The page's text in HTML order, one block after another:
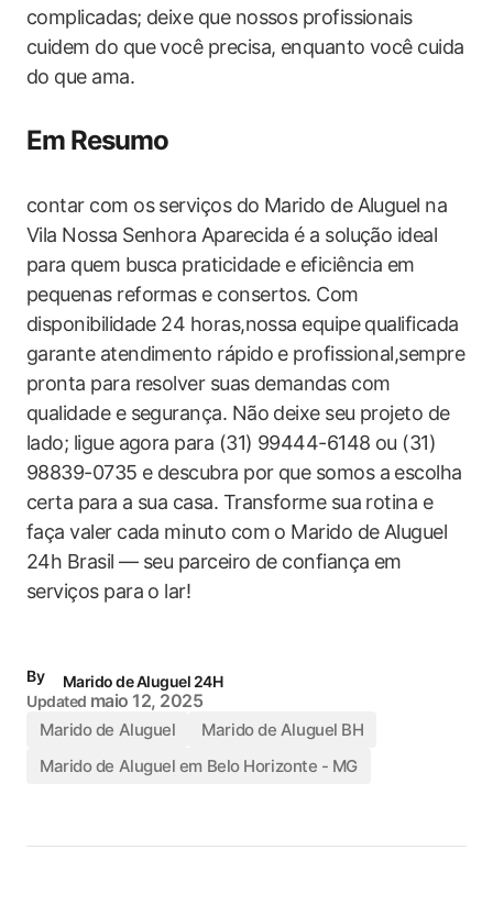
complicadas; deixe que nossos profissionais
cuidem do que você precisa, enquanto você cuida
do que ama.
Em Resumo
contar com os serviços do Marido de Aluguel na
Vila Nossa Senhora Aparecida é a solução ideal
para quem busca praticidade e eficiência em
pequenas reformas e consertos. Com
disponibilidade 24 horas,nossa equipe qualificada
garante atendimento rápido e profissional,sempre
pronta para resolver suas demandas com
qualidade e segurança. Não deixe seu projeto de
lado; ligue agora para (31) 99444-6148 ou (31)
98839-0735 e descubra por que somos a escolha
certa para a sua casa. Transforme sua rotina e
faça valer cada minuto com o Marido de Aluguel
24h Brasil — seu parceiro de confiança em
serviços para o lar!
By
Marido de Aluguel 24H
Updated maio 12, 2025
Marido de Aluguel
Marido de Aluguel BH
Marido de Aluguel em Belo Horizonte - MG